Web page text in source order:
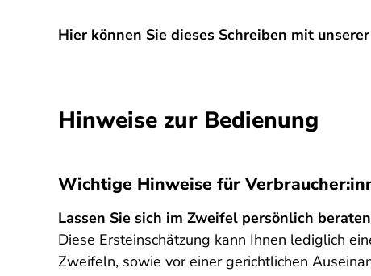
Hier können Sie dieses Schreiben mit
Hinweise zur Bedienung
Wichtige Hinweise für
Lassen Sie sich im Zweifel persönlich
Diese Ersteinschätzung kann Ihnen lediglich
Zweifeln, sowie vor einer gerichtlichen